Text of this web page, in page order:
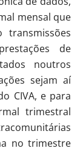
mensal que
de
noutros
sejam aí
CIVA, e para
trimestral
no trimestre